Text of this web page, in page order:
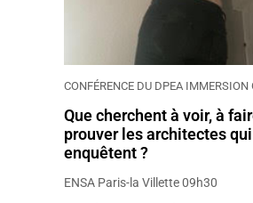
CONFÉRENCE DU DPEA IMMERSION
Que cherchent à voir, à
prouver les architectes qui
enquêtent ?
ENSA Paris-la Villette 09h30